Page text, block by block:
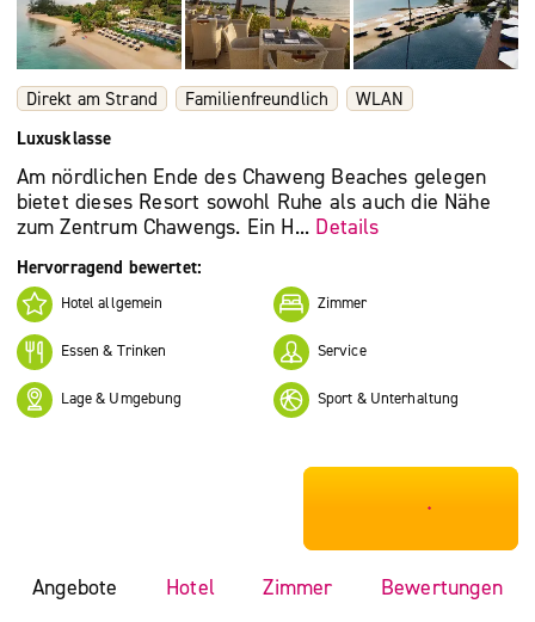
Direkt am Strand Familienfreundlich
WLAN
Luxusklasse
Am nördlichen Ende des Chaweng Beaches gelegen
bietet dieses Resort sowohl Ruhe als auch die Nähe
zum Zentrum Chawengs. Ein H... Details
Hervorragend bewertet:
Hotel allgemein Zimmer
Essen & Trinken Service
Lage & Umgebung Sport & Unterhaltung
***************
Angebote Hotel Zimmer Bewertungen